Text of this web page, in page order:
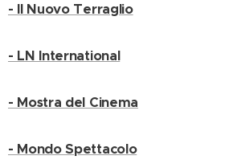
- Il Nuovo Terraglio
- LN International
- Mostra del Cinema
- Mondo Spettacolo